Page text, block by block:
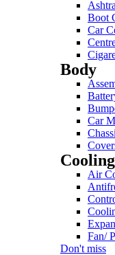
Boot
Car
Body
Car
Air
Fan/
Don't miss